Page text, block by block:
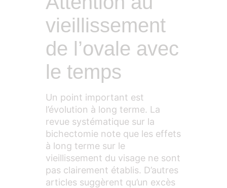
vieillissement
de l’ovale avec
le temps
Un point important est
l’évolution à long terme. La
revue systématique sur la
bichectomie note que les effets
à long terme sur le
vieillissement du visage ne sont
pas clairement établis. D’autres
articles suggèrent qu’un excès